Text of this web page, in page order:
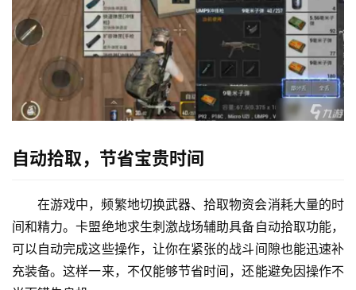
自动拾取，节省宝贵时间
在游戏中，频繁地切换武器、拾取物资会消耗大量的时
间和精力。卡盟绝地求生刺激战场辅助具备自动拾取功能，
可以自动完成这些操作，让你在紧张的战斗间隙也能迅速补
充装备。这样一来，不仅能够节省时间，还能避免因操作不